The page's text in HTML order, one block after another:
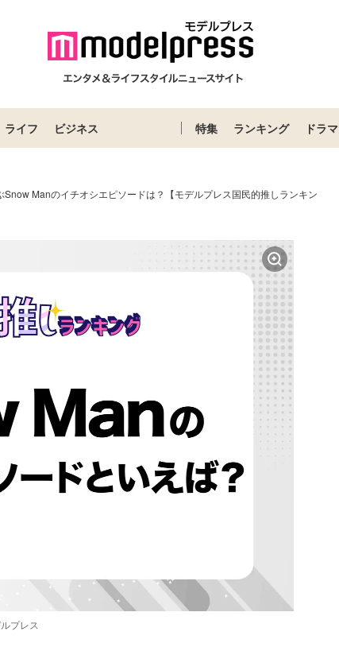
ライフ ビジネス 特集 ランキング ドラマ
Snow Manのイチオシエピソードは？【モデルプレス国民的推しランキン
プレス